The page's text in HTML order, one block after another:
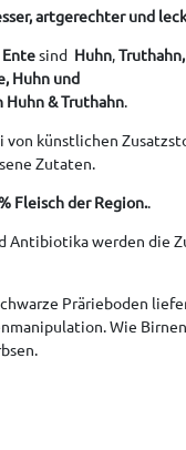
artgerechter und
Entesind Huhn,
Huhn und
& Truthahn.
von künstlichen
Zutaten.
Fleisch der Region..
Antibiotika werden die
Prärieboden
Wie